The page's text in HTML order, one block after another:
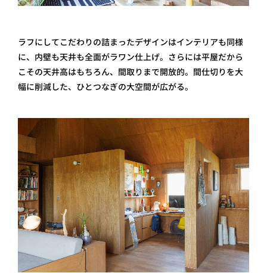
ラフにしてこだわりの詰まったデザインはインテリアも同様
に、内壁も天井も全面がラワン仕上げ。さらには平屋だから
こその天井高はもちろん、間取りまで開放的。間仕切りを大
幅に削減した、ひとつなぎの大空間が広がる。